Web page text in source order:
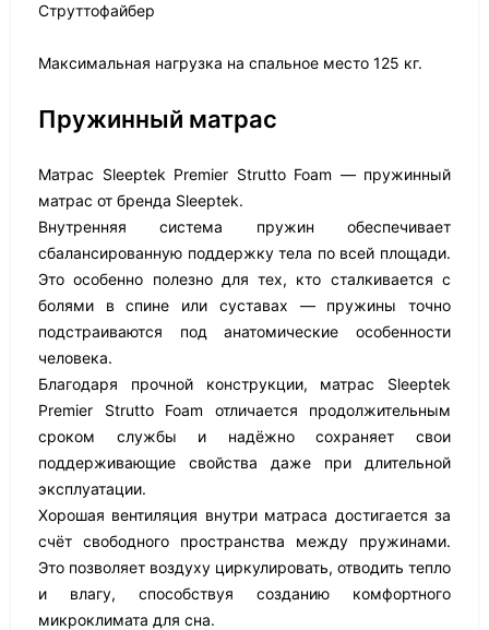
Струттофайбер
Максимальная нагрузка на спальное место 125 кг.
Пружинный матрас
Матрас Sleeptek Premier Strutto Foam — пружинный
матрас от бренда Sleeptek.
Внутренняя система пружин обеспечивает
сбалансированную поддержку тела по всей площади.
Это особенно полезно для тех, кто сталкивается с
болями в спине или суставах — пружины точно
подстраиваются под анатомические особенности
человека.
Благодаря прочной конструкции, матрас Sleeptek
Premier Strutto Foam отличается продолжительным
сроком службы и надёжно сохраняет свои
поддерживающие свойства даже при длительной
эксплуатации.
Хорошая вентиляция внутри матраса достигается за
счёт свободного пространства между пружинами.
Это позволяет воздуху циркулировать, отводить тепло
и влагу, способствуя созданию комфортного
микроклимата для сна.